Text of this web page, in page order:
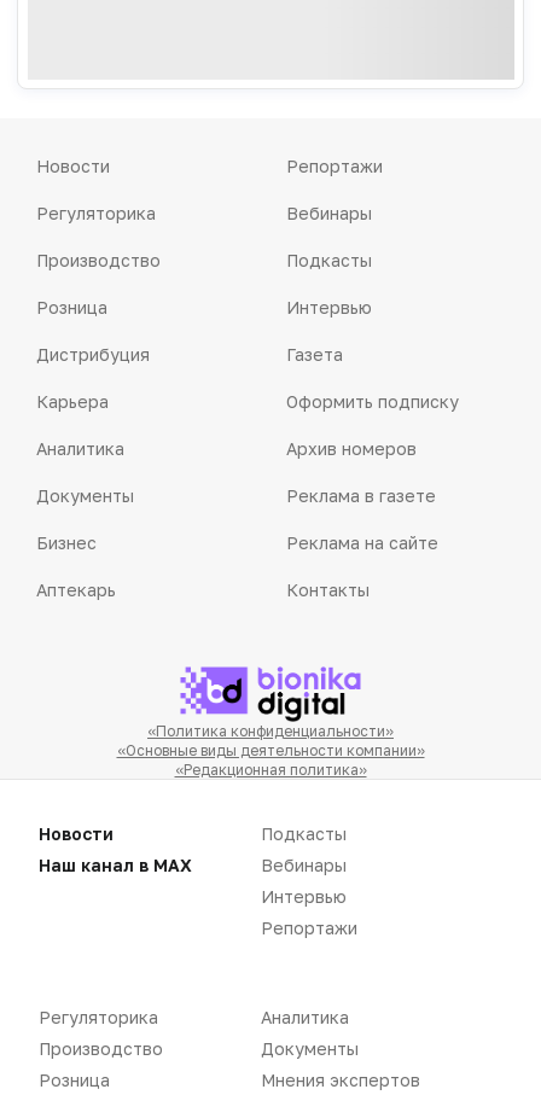
«Политика конфиденциальности»
«Основные виды деятельности компании»
«Редакционная политика»
Новости
Регуляторика
Производство
Розница
Дистрибуция
Карьера
Аналитика
Документы
Бизнес
Аптекарь
Репортажи
Вебинары
Подкасты
Интервью
Газета
Оформить подписку
Архив номеров
Реклама в газете
Реклама на сайте
Контакты
Воспроизведение материалов допускается только при соблюдении
гиперссылкой на сайтpharmvestnik.ru
Новости
Наш канал в MAX
Подкасты
Вебинары
Интервью
Репортажи
Регуляторика
Производство
Розница
Аналитика
Документы
Мнения экспертов